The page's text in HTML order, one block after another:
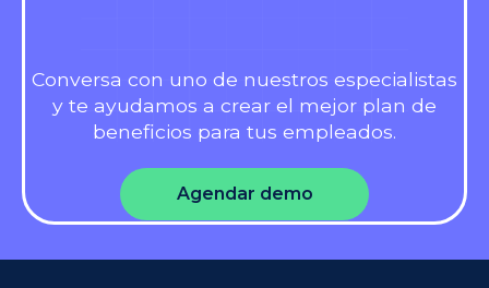
Conversa con uno de nuestros especialistas
y te ayudamos a crear el mejor plan de
beneficios para tus empleados.
Agendar demo